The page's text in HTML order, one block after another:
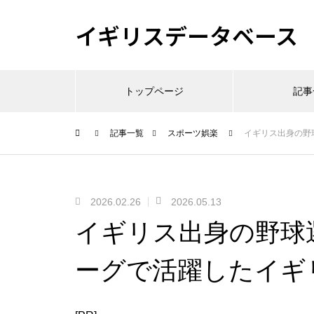
イギリスデータベース
トップページ 記
記事一覧 スポーツ娯楽 イギリス出身の
2026.02.26 2026.05.13
イギリス出身の野
ーグで活躍したイ